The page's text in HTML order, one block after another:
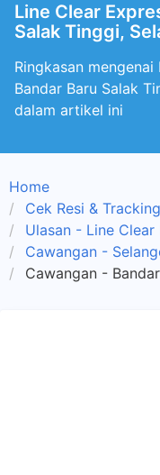
Line Clear
Salak Tinggi,
Ringkasan
Bandar Baru Salak
dalam artikel ini
Home
Cek Resi &
Ulasan - Line Clear
Cawangan -
Cawangan -